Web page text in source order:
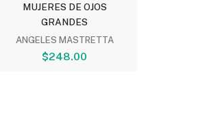
MUJERES DE OJOS
GRANDES
ANGELES MASTRETTA
$248.00